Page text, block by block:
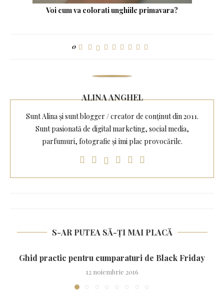
Voi cum va colorati unghiile primavara?
0
ALINA ANGHEL
Sunt Alina și sunt blogger / creator de conținut din 2011.
Sunt pasionată de digital marketing, social media,
parfumuri, fotografie și îmi plac provocările.
S-AR PUTEA SĂ-ȚI MAI PLACĂ
Ghid practic pentru cumparaturi de Black Friday
12 noiembrie 2016